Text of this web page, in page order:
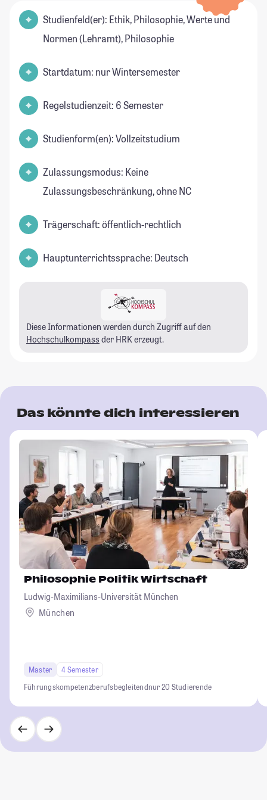
Studienfeld(er): Ethik, Philosophie, Werte und
Normen (Lehramt), Philosophie
Startdatum: nur Wintersemester
Regelstudienzeit: 6 Semester
Studienform(en): Vollzeitstudium
Zulassungsmodus: Keine
Zulassungsbeschränkung, ohne NC
Trägerschaft: öffentlich-rechtlich
Hauptunterrichtssprache: Deutsch
Diese Informationen werden durch Zugriff auf den
Hochschulkompass der HRK erzeugt.
Das könnte dich interessieren
Philosophie Politik Wirtschaft
Ludwig-Maximilians-Universität München
München
Master
4 Semester
Führungskompetenzberufsbegleitendnur 20 Studierende